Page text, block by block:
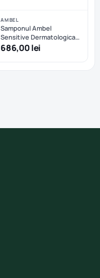
AMBEL
Samponul Ambel
Sensitive Dermatological
Oil - 5 L
686,00 lei